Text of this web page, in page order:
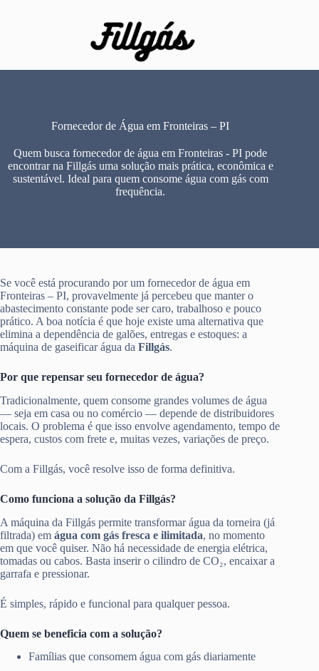
Fornecedor de Água em Fronteiras – PI
Quem busca fornecedor de água em Fronteiras - PI pode
encontrar na Fillgás uma solução mais prática, econômica e
sustentável. Ideal para quem consome água com gás com
frequência.
Se você está procurando por um fornecedor de água em
Fronteiras – PI, provavelmente já percebeu que manter o
abastecimento constante pode ser caro, trabalhoso e pouco
prático. A boa notícia é que hoje existe uma alternativa que
elimina a dependência de galões, entregas e estoques: a
máquina de gaseificar água da Fillgás.
Por que repensar seu fornecedor de água?
Tradicionalmente, quem consome grandes volumes de água
— seja em casa ou no comércio — depende de distribuidores
locais. O problema é que isso envolve agendamento, tempo de
espera, custos com frete e, muitas vezes, variações de preço.
Com a Fillgás, você resolve isso de forma definitiva.
Como funciona a solução da Fillgás?
A máquina da Fillgás permite transformar água da torneira (já
filtrada) em água com gás fresca e ilimitada, no momento
em que você quiser. Não há necessidade de energia elétrica,
tomadas ou cabos. Basta inserir o cilindro de CO₂, encaixar a
garrafa e pressionar.
É simples, rápido e funcional para qualquer pessoa.
Quem se beneficia com a solução?
Famílias que consomem água com gás diariamente